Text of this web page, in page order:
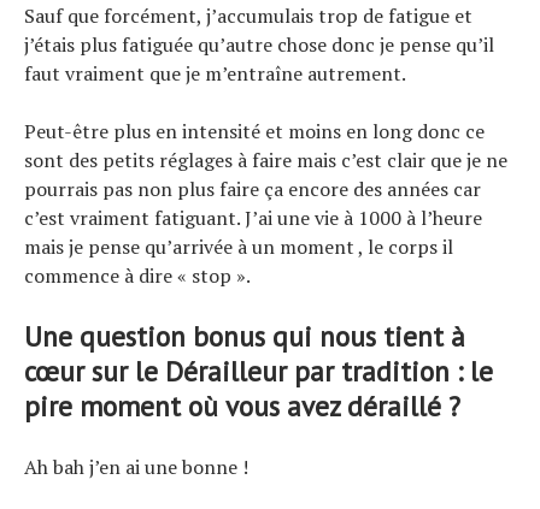
Sauf que forcément, j’accumulais trop de fatigue et
j’étais plus fatiguée qu’autre chose donc je pense qu’il
faut vraiment que je m’entraîne autrement.
Peut-être plus en intensité et moins en long donc ce
sont des petits réglages à faire mais c’est clair que je ne
pourrais pas non plus faire ça encore des années car
c’est vraiment fatiguant. J’ai une vie à 1000 à l’heure
mais je pense qu’arrivée à un moment , le corps il
commence à dire « stop ».
Une question bonus qui nous tient à
cœur sur le Dérailleur par tradition : le
pire moment où vous avez déraillé ?
Ah bah j’en ai une bonne !